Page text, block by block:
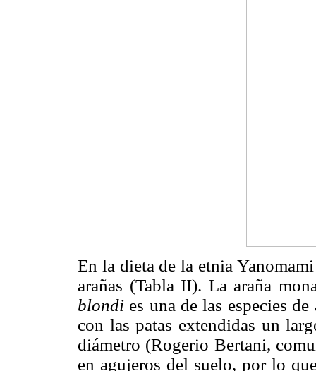
En la dieta de la etnia
arañas (Tabla II). La araña
blondi es una de las especies
con las patas extendidas un
diámetro (Rogerio Bertani,
en agujeros del suelo, por lo